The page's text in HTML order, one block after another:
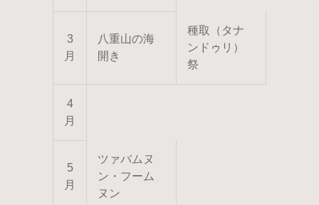
3
月
八重山の海
開き
種取（タナ
ンドゥリ）
祭
4
月
5
月
ツァバムヌ
ン・フーム
ヌン